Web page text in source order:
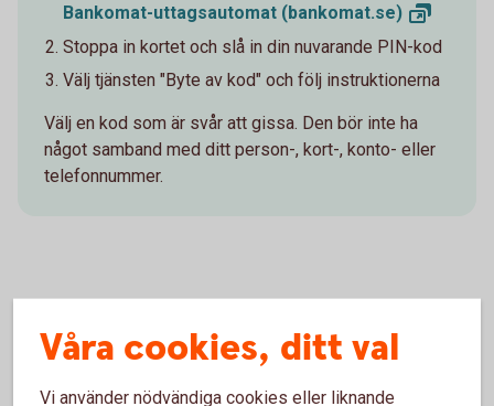
Bankomat-uttagsautomat (bankomat.se)
Stoppa in kortet och slå in din nuvarande PIN-kod
Välj tjänsten "Byte av kod" och följ instruktionerna
Välj en kod som är svår att gissa. Den bör inte ha
något samband med ditt person-, kort-, konto- eller
telefonnummer.
Slagit fel PIN-kod 3 gånger?
Våra cookies, ditt val
Vi använder nödvändiga cookies eller liknande